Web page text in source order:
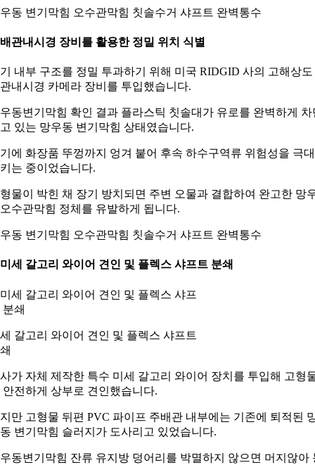
동 변기막힘 오수관막힘 칫솔수거 샤프트 완벽통수
관내시경 장비를 활용한 정밀 위치 식별
내부 구조를 정밀 투과하기 위해 미국 RIDGID 사의 고해상도
내시경 카메라 장비를 투입했습니다.
동변기막힘 확인 결과 플라스틱 칫솔대가 유로를 완벽하게 차
있는 망우동 변기막힘 상태였습니다.
에 화장품 뚜껑까지 엉겨 붙어 후속 하수구역류 위험성을 극
는 중이었습니다.
물이 박힌 채 장기 방치되면 주변 오물과 결합하여 완고한 망
수관막힘 정체를 유발하게 됩니다.
동 변기막힘 오수관막힘 칫솔수거 샤프트 완벽통수
세 갈고리 와이어 견인 및 플렉스 샤프트 분쇄
갈고리 와이어 견인 및 플렉스 샤프트
가 자체 제작한 특수 미세 갈고리 와이어 장치를 투입해 고형
안전하게 상부로 견인했습니다.
만 고형물 뒤편 PVC 파이프 주배관 내부에는 기존에 퇴적된
변기막힘 슬러지가 도사리고 있었습니다.
동변기막힘 잔류 유지방 덩어리를 박멸하지 않으면 머지않아